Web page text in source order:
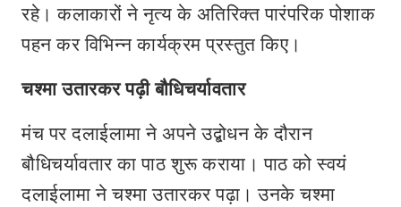
रहे। कलाकारों ने नृत्य के अतिरिक्त पारंपरिक पोशाक
पहन कर विभिन्न कार्यक्रम प्रस्तुत किए।
चश्मा उतारकर पढ़ी बौधिचर्यावतार
मंच पर दलाईलामा ने अपने उद्बोधन के दौरान
बौधिचर्यावतार का पाठ शुरू कराया। पाठ को स्वयं
दलाईलामा ने चश्मा उतारकर पढ़ा। उनके चश्मा